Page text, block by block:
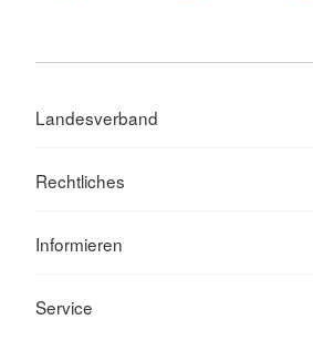
Landesverband
Rechtliches
Informieren
Service